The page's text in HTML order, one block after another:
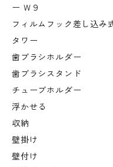
ー Ｗ９
フィルムフック差し込み
タワー
歯ブラシホルダー
歯ブラシスタンド
チューブホルダー
浮かせる
収納
壁掛け
壁付け